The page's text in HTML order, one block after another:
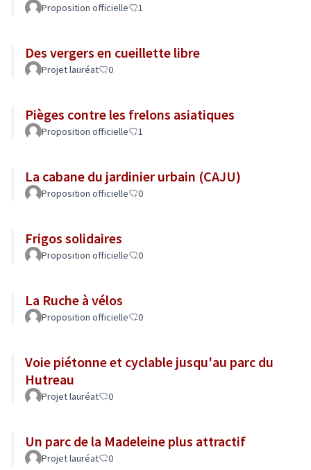
Proposition officielle 1
Des vergers en cueillette libre
Projet lauréat 0
Pièges contre les frelons asiatiques
Proposition officielle 1
La cabane du jardinier urbain (CAJU)
Proposition officielle 0
Frigos solidaires
Proposition officielle 0
La Ruche à vélos
Proposition officielle 0
Voie piétonne et cyclable jusqu'au parc du
Hutreau
Projet lauréat 0
Un parc de la Madeleine plus attractif
Projet lauréat 0